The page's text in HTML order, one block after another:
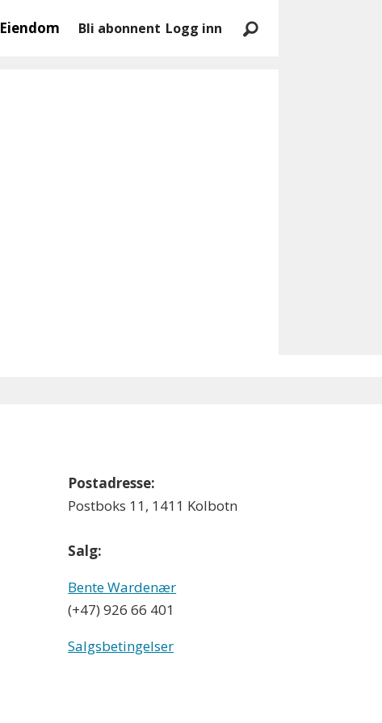
Eiendom Bli abonnent Logg inn
Postadresse:
Postboks 11, 1411 Kolbotn
Salg:
Bente Wardenær
(+47) 926 66 401
Salgsbetingelser